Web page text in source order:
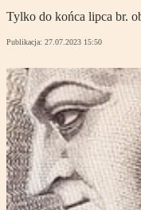
Tylko do końca lipca br.
Publikacja: 27.07.2023 15:50